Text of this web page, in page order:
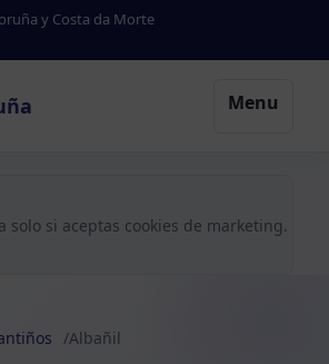
y Costa da Morte
Menu
solo si aceptas cookies de marketing.
Albañil